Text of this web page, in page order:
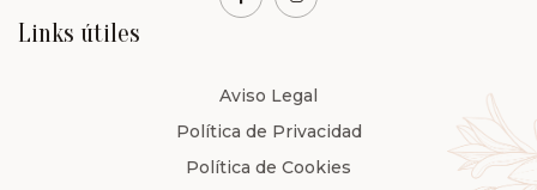
Links útiles
Aviso Legal
Política de Privacidad
Política de Cookies